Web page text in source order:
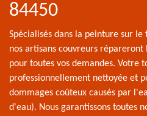
84450
Spécialisés dans la peinture sur
nos artisans couvreurs
pour toutes vos demandes. Votre
professionnellement nettoyée et
dommages coûteux causés par
d'eau). Nous garantissons toutes